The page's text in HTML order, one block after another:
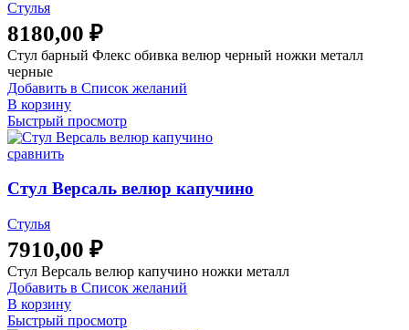
Стулья
8180,00 ₽
Стул барный Флекс обивка велюр черный ножки металл
черные
Добавить в Список желаний
В корзину
Быстрый просмотр
сравнить
Стул Версаль велюр капучино
Стулья
7910,00 ₽
Стул Версаль велюр капучино ножки металл
Добавить в Список желаний
В корзину
Быстрый просмотр